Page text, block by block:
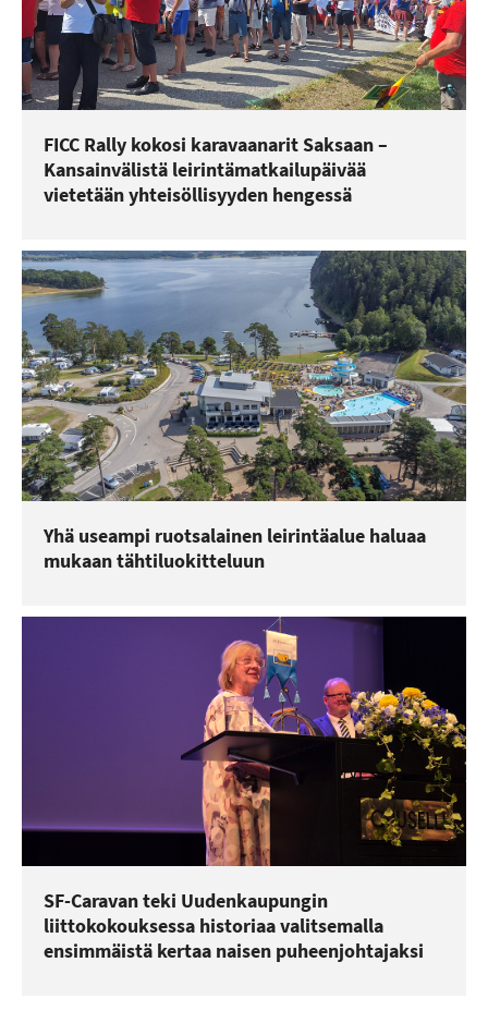
FICC Rally kokosi karavaanarit Saksaan –
Kansainvälistä leirintämatkailupäivää
vietetään yhteisöllisyyden hengessä
Yhä useampi ruotsalainen leirintäalue haluaa
mukaan tähtiluokitteluun
SF-Caravan teki Uudenkaupungin
liittokokouksessa historiaa valitsemalla
ensimmäistä kertaa naisen puheenjohtajaksi